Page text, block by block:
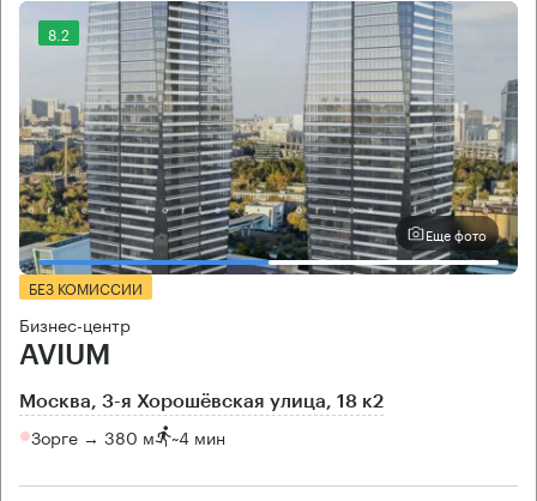
8.2
Еще фото
БЕЗ КОМИССИИ
Бизнес-центр
AVIUM
Москва, 3-я Хорошёвская улица, 18 к2
Зорге → 380 м ~4 мин